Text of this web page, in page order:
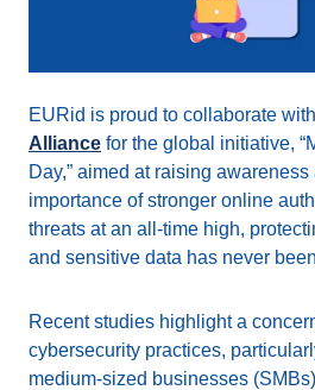
EURid is proud to collaborate
Alliance for the global initiative,
Day,” aimed at raising awareness
importance of stronger online
threats at an all-time high,
and sensitive data has never
Recent studies highlight a
cybersecurity practices,
medium-sized businesses